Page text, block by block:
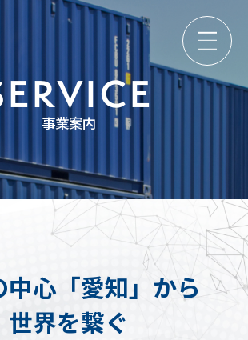
事業案内
中心「愛知」から
世界を繋ぐ